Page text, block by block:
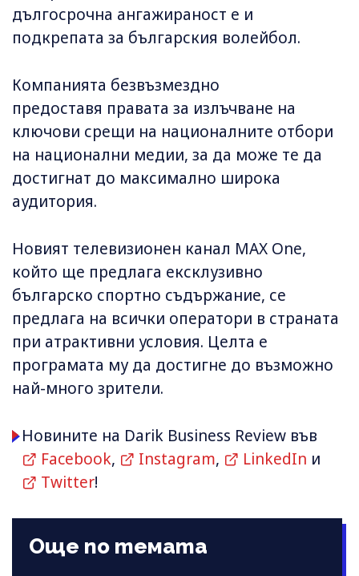
дългосрочна ангажираност е и
подкрепата за българския волейбол.
Компанията безвъзмездно
предоставя правата за излъчване на
ключови срещи на националните отбори
на национални медии, за да може те да
достигнат до максимално широка
аудитория.
Новият телевизионен канал MAX One,
който ще предлага ексклузивно
българско спортно съдържание, се
предлага на всички оператори в страната
при атрактивни условия. Целта е
програмата му да достигне до възможно
най-много зрители.
Новините на Darik Business Review във
Facebook, Instagram, LinkedIn и
Twitter!
Още по темата